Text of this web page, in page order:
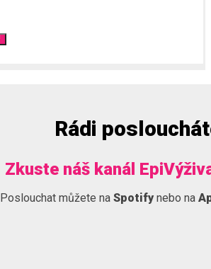
Rádi
Zkuste náš kanál
Poslouchat můžete na Spotify nebo na